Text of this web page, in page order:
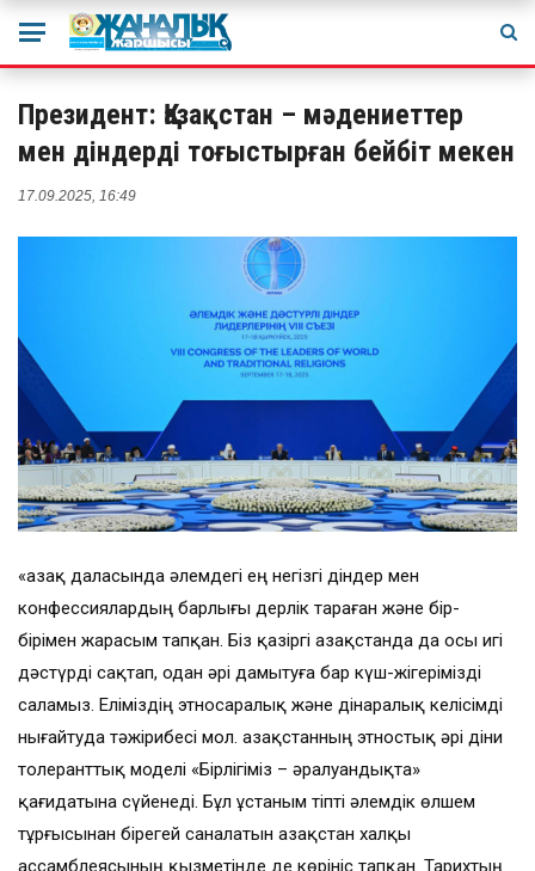
Президент: Қазақстан – мәдениеттер
мен діндерді тоғыстырған бейбіт мекен
17.09.2025, 16:49
«Қазақ даласында әлемдегі ең негізгі діндер мен
конфессиялардың барлығы дерлік тараған және бір-
бірімен жарасым тапқан. Біз қазіргі Қазақстанда да осы игі
дәстүрді сақтап, одан әрі дамытуға бар күш-жігерімізді
саламыз. Еліміздің этносаралық және дінаралық келісімді
нығайтуда тәжірибесі мол. Қазақстанның этностық әрі діни
толеранттық моделі «Бірлігіміз – әралуандықта»
қағидатына сүйенеді. Бұл ұстаным тіпті әлемдік өлшем
тұрғысынан бірегей саналатын Қазақстан халқы